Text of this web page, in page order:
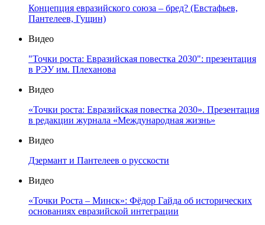
Концепция евразийского союза – бред? (Евстафьев,
Пантелеев, Гущин)
Видео
"Точки роста: Евразийская повестка 2030": презентация
в РЭУ им. Плеханова
Видео
«Точки роста: Евразийская повестка 2030». Презентация
в редакции журнала «Международная жизнь»
Видео
Дзермант и Пантелеев о русскости
Видео
«Точки Роста – Минск»: Фёдор Гайда об исторических
основаниях евразийской интеграции